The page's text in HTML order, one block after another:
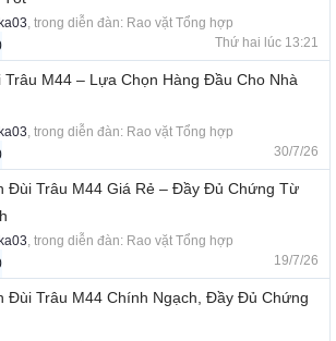
, trong diễn đàn: Rao vặt Tổng hợp
Thứ hai lúc 13:21
M44 – Lựa Chọn Hàng Đầu Cho Nhà
, trong diễn đàn: Rao vặt Tổng hợp
30/7/26
Đùi Trâu M44 Giá Rẻ – Đầy Đủ Chứng Từ
, trong diễn đàn: Rao vặt Tổng hợp
19/7/26
Đùi Trâu M44 Chính Ngạch, Đầy Đủ Chứng